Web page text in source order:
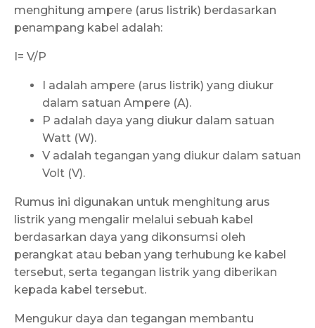
menghitung ampere (arus listrik) berdasarkan
penampang kabel adalah:
I= V/P
I adalah ampere (arus listrik) yang diukur
dalam satuan Ampere (A).
P adalah daya yang diukur dalam satuan
Watt (W).
V adalah tegangan yang diukur dalam satuan
Volt (V).
Rumus ini digunakan untuk menghitung arus
listrik yang mengalir melalui sebuah kabel
berdasarkan daya yang dikonsumsi oleh
perangkat atau beban yang terhubung ke kabel
tersebut, serta tegangan listrik yang diberikan
kepada kabel tersebut.
Mengukur daya dan tegangan membantu